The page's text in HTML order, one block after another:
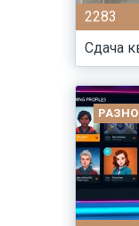
2283
Сдача